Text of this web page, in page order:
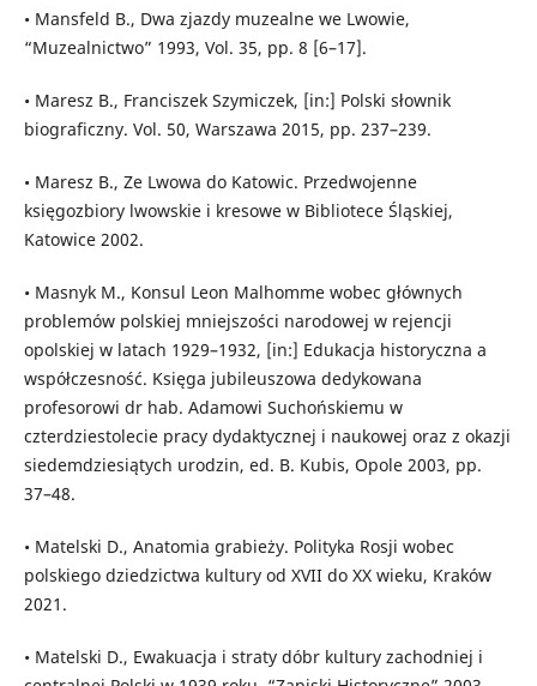
• Mansfeld B., Dwa zjazdy muzealne we Lwowie,
“Muzealnictwo” 1993, Vol. 35, pp. 8 [6–17].
• Maresz B., Franciszek Szymiczek, [in:] Polski słownik
biograficzny. Vol. 50, Warszawa 2015, pp. 237–239.
• Maresz B., Ze Lwowa do Katowic. Przedwojenne
księgozbiory lwowskie i kresowe w Bibliotece Śląskiej,
Katowice 2002.
• Masnyk M., Konsul Leon Malhomme wobec głównych
problemów polskiej mniejszości narodowej w rejencji
opolskiej w latach 1929–1932, [in:] Edukacja historyczna a
współczesność. Księga jubileuszowa dedykowana
profesorowi dr hab. Adamowi Suchońskiemu w
czterdziestolecie pracy dydaktycznej i naukowej oraz z okazji
siedemdziesiątych urodzin, ed. B. Kubis, Opole 2003, pp.
37–48.
• Matelski D., Anatomia grabieży. Polityka Rosji wobec
polskiego dziedzictwa kultury od XVII do XX wieku, Kraków
2021.
• Matelski D., Ewakuacja i straty dóbr kultury zachodniej i